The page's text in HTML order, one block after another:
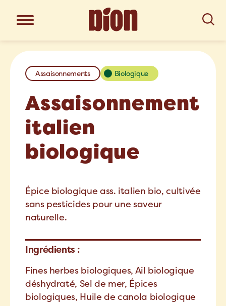
Assaisonnements Biologique
Assaisonnement
italien
biologique
Épice biologique ass. italien bio, cultivée
sans pesticides pour une saveur
naturelle.
Ingrédients :
Fines herbes biologiques, Ail biologique
déshydraté, Sel de mer, Épices
biologiques, Huile de canola biologique